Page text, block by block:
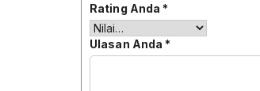
Rating Anda*
Ulasan Anda*